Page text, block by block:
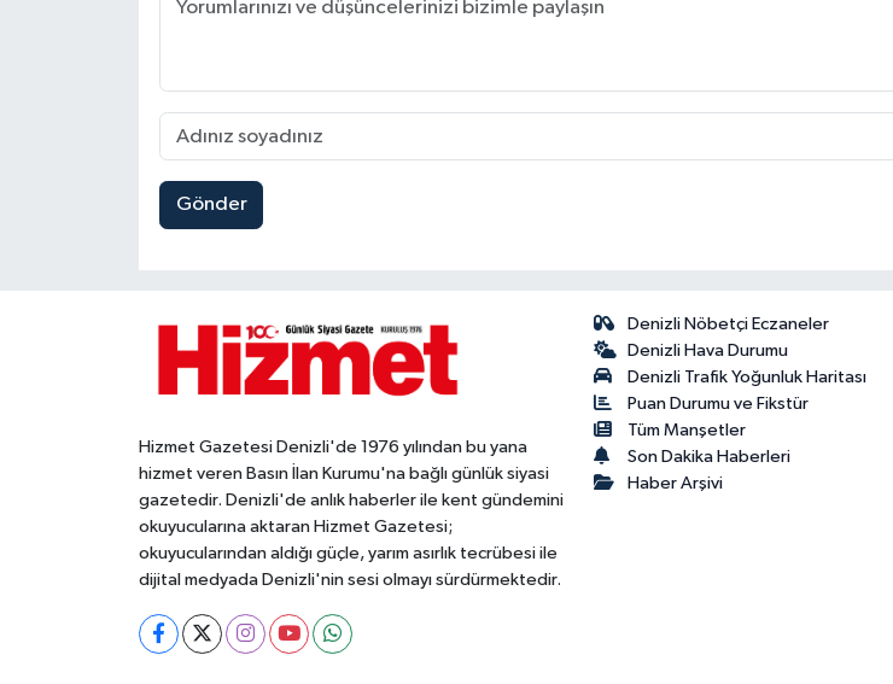
Gönder
Hizmet Gazetesi Denizli'de 1976 yılından bu yana
hizmet veren Basın İlan Kurumu'na bağlı günlük siyasi
gazetedir. Denizli'de anlık haberler ile kent gündemini
okuyucularına aktaran Hizmet Gazetesi;
okuyucularından aldığı güçle, yarım asırlık tecrübesi ile
dijital medyada Denizli'nin sesi olmayı sürdürmektedir.
Denizli Nöbetçi Eczaneler
Denizli Hava Durumu
Denizli Trafik Yoğunluk Haritası
Puan Durumu ve Fikstür
Tüm Manşetler
Son Dakika Haberleri
Haber Arşivi